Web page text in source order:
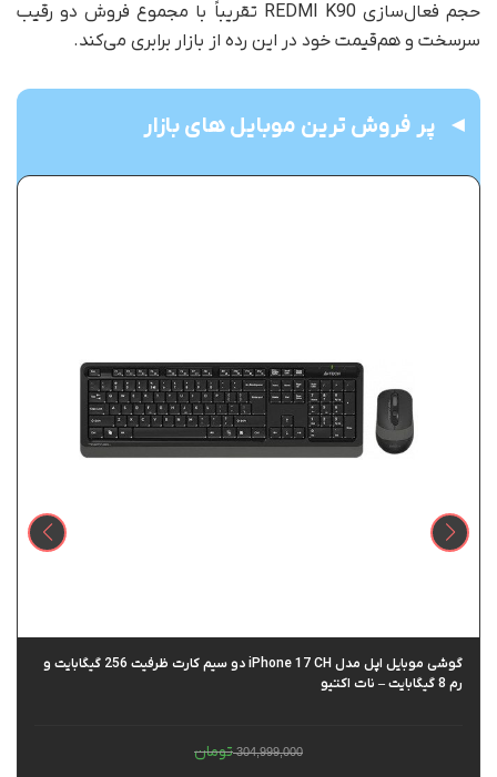
حجم فعال‌سازی REDMI K90 تقریباً با مجموع فروش دو رقیب
سرسخت و هم‌قیمت خود در این رده از بازار برابری می‌کند.
پر فروش ترین موبایل های بازار
گوشی موبایل اپل مدل iPhone 17 CH دو سیم کارت ظرفیت 256 گیگابایت و
رم 8 گیگابایت – نات اکتیو
304,999,000 تومان